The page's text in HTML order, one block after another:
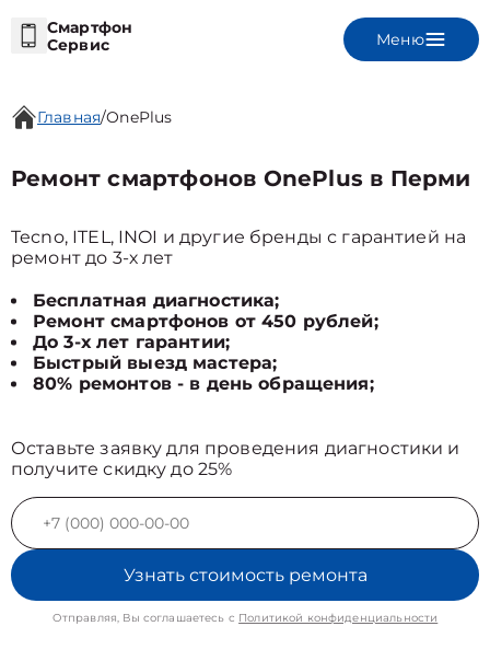
Смартфон
Сервис
Меню
Главная/OnePlus
Ремонт смартфонов OnePlus в Перми
Tecno, ITEL, INOI и другие бренды с гарантией на
ремонт до 3-х лет
Бесплатная диагностика;
Ремонт смартфонов от 450 рублей;
До 3-х лет гарантии;
Быстрый выезд мастера;
80% ремонтов - в день обращения;
Оставьте заявку для проведения диагностики и
получите скидку до 25%
Узнать стоимость ремонта
Отправляя, Вы соглашаетесь с Политикой конфиденциальности